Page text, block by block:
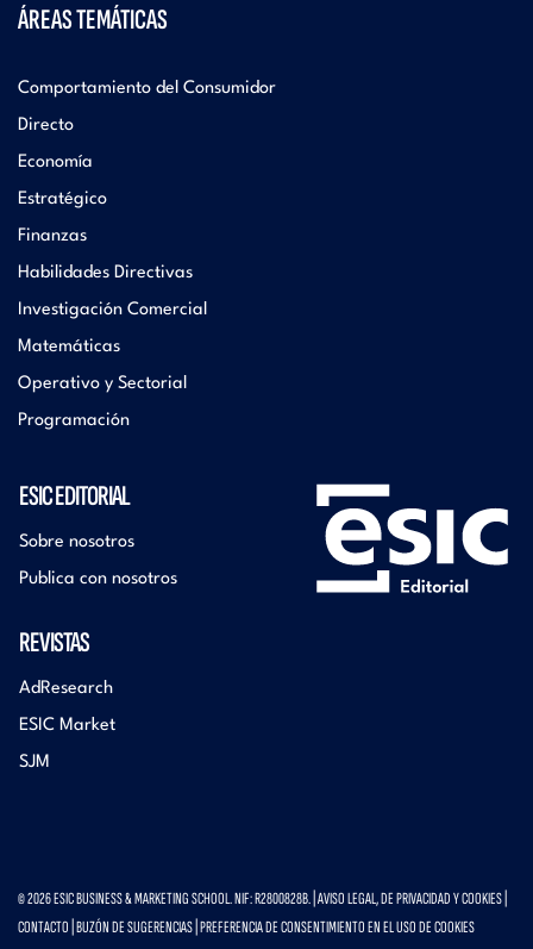
ÁREAS TEMÁTICAS
Comportamiento del Consumidor
Directo
Economía
Estratégico
Finanzas
Habilidades Directivas
Investigación Comercial
Matemáticas
Operativo y Sectorial
Programación
ESIC EDITORIAL
Sobre nosotros
Publica con nosotros
REVISTAS
AdResearch
ESIC Market
SJM
© 2026 ESIC BUSINESS & MARKETING SCHOOL. NIF: R2800828B. | AVISO LEGAL, DE PRIVACIDAD Y COOKIES
CONTACTO BUZÓN DE SUGERENCIAS PREFERENCIA DE CONSENTIMIENTO EN EL USO DE COOKIES